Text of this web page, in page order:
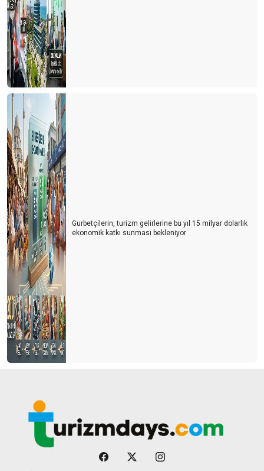
Gurbetçilerin, turizm gelirlerine bu yıl 15 milyar dolarlık
ekonomik katkı sunması bekleniyor